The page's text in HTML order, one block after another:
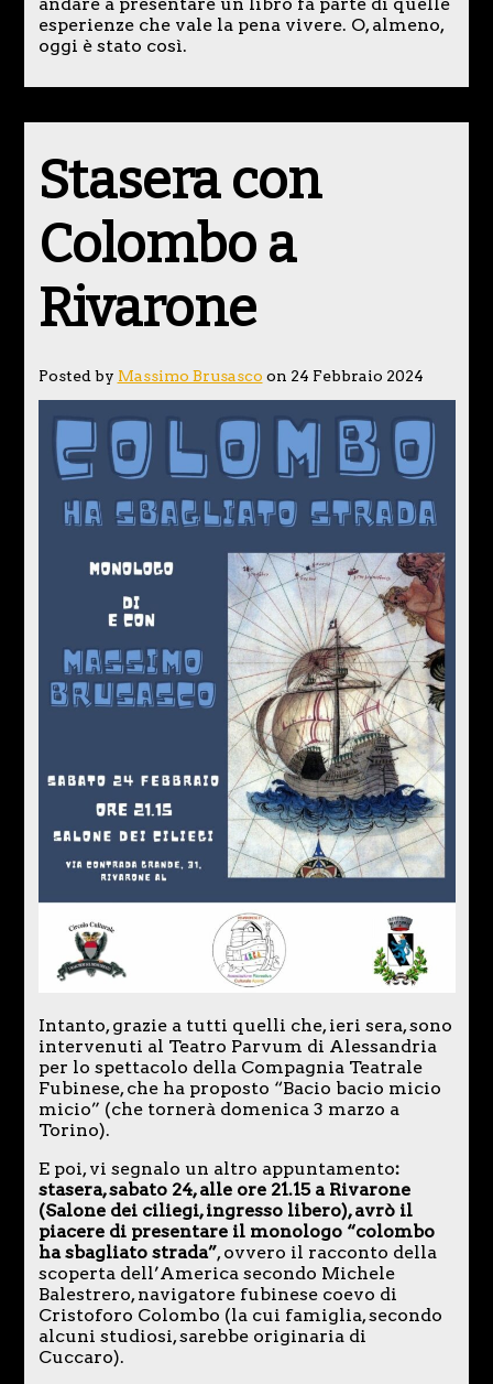
esperienze che vale la pena vivere. O, almeno,
oggi è stato così.
Stasera con
Colombo a
Rivarone
Posted by Massimo Brusasco on 24 Febbraio 2024
Intanto, grazie a tutti quelli che, ieri sera, sono
intervenuti al Teatro Parvum di Alessandria
per lo spettacolo della Compagnia Teatrale
Fubinese, che ha proposto “Bacio bacio micio
micio” (che tornerà domenica 3 marzo a
Torino).
E poi, vi segnalo un altro appuntamento:
stasera, sabato 24, alle ore 21.15 a Rivarone
(Salone dei ciliegi, ingresso libero), avrò il
piacere di presentare il monologo “colombo
ha sbagliato strada”, ovvero il racconto della
scoperta dell’America secondo Michele
Balestrero, navigatore fubinese coevo di
Cristoforo Colombo (la cui famiglia, secondo
alcuni studiosi, sarebbe originaria di
Cuccaro).